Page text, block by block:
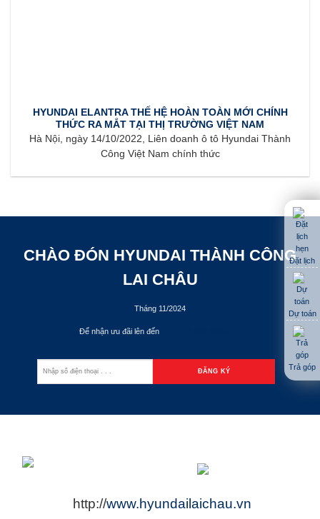
HYUNDAI ELANTRA THẾ HỆ HOÀN TOÀN MỚI CHÍNH
THỨC RA MẮT TẠI THỊ TRƯỜNG VIỆT NAM
Hà Nội, ngày 14/10/2022, Liên doanh ô tô Hyundai Thành
Công Việt Nam chính thức
CHÀO ĐÓN HYUNDAI THÀNH CÔNG
LAI CHÂU
Tháng 11/2024
Để nhận ưu đãi lên đến
http://www.hyundailaichau.vn
Đặt lịch
Dự toán
Trả góp